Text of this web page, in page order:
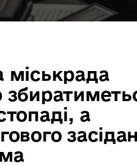
міськрада
а